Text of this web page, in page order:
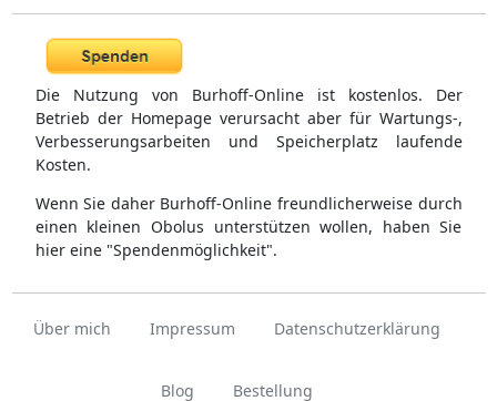
Die Nutzung von Burhoff-Online ist kostenlos. Der
Betrieb der Homepage verursacht aber für Wartungs-,
Verbesserungsarbeiten und Speicherplatz laufende
Kosten.
Wenn Sie daher Burhoff-Online freundlicherweise durch
einen kleinen Obolus unterstützen wollen, haben Sie
hier eine "Spendenmöglichkeit".
Über mich Impressum Datenschutzerklärung
Blog Bestellung